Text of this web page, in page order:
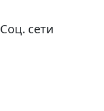
Соц. сети